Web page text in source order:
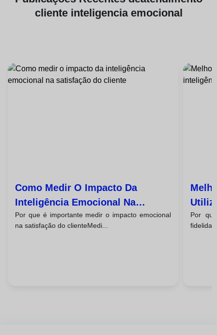
cliente inteligencia emocional
Como Medir O Impacto Da
Inteligência Emocional Na
Satisfação Do Cliente
Por que é importante medir o impacto emocional
na satisfação do clienteMedi...
Por